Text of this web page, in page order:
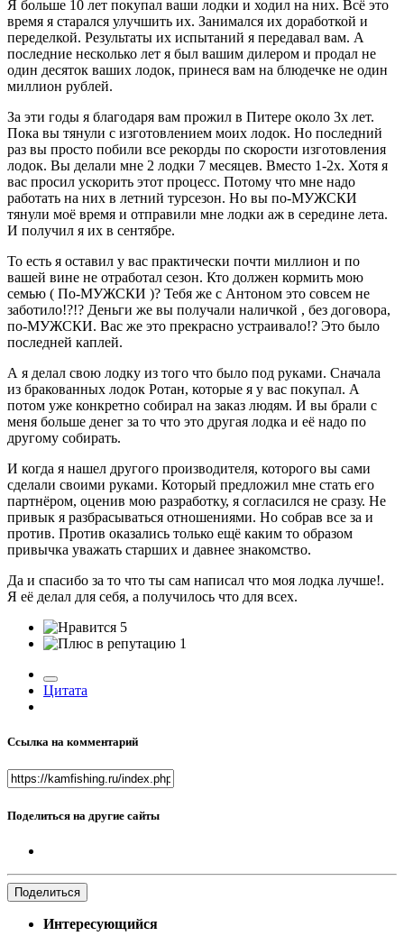
Я больше 10 лет покупал ваши лодки и ходил на них. Всё это
время я старался улучшить их. Занимался их доработкой и
переделкой. Результаты их испытаний я передавал вам. А
последние несколько лет я был вашим дилером и продал не
один десяток ваших лодок, принеся вам на блюдечке не один
миллион рублей.
За эти годы я благодаря вам прожил в Питере около 3х лет.
Пока вы тянули с изготовлением моих лодок. Но последний
раз вы просто побили все рекорды по скорости изготовления
лодок. Вы делали мне 2 лодки 7 месяцев. Вместо 1-2х. Хотя я
вас просил ускорить этот процесс. Потому что мне надо
работать на них в летний турсезон. Но вы по-МУЖСКИ
тянули моё время и отправили мне лодки аж в середине лета.
И получил я их в сентябре.
То есть я оставил у вас практически почти миллион и по
вашей вине не отработал сезон. Кто должен кормить мою
семью ( По-МУЖСКИ )? Тебя же с Антоном это совсем не
заботило!?!? Деньги же вы получали наличкой , без договора,
по-МУЖСКИ. Вас же это прекрасно устраивало!? Это было
последней каплей.
А я делал свою лодку из того что было под руками. Сначала
из бракованных лодок Ротан, которые я у вас покупал. А
потом уже конкретно собирал на заказ людям. И вы брали с
меня больше денег за то что это другая лодка и её надо по
другому собирать.
И когда я нашел другого производителя, которого вы сами
сделали своими руками. Который предложил мне стать его
партнёром, оценив мою разработку, я согласился не сразу. Не
привык я разбрасываться отношениями. Но собрав все за и
против. Против оказались только ещё каким то образом
привычка уважать старших и давнее знакомство.
Да и спасибо за то что ты сам написал что моя лодка лучше!.
Я её делал для себя, а получилось что для всех.
5
1
Цитата
Ссылка на комментарий
Поделиться на другие сайты
Поделиться
Интересующийся